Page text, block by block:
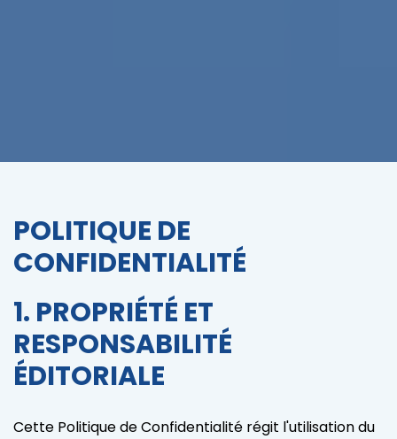
POLITIQUE DE
CONFIDENTIALITÉ
1. PROPRIÉTÉ ET
RESPONSABILITÉ
ÉDITORIALE
Cette Politique de Confidentialité régit l'utilisation du